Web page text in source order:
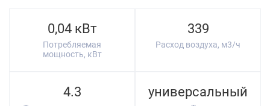
0,04 кВт
Потребляемая
мощность, кВт
339
Расход воздуха, м3/ч
4.3 универсальный